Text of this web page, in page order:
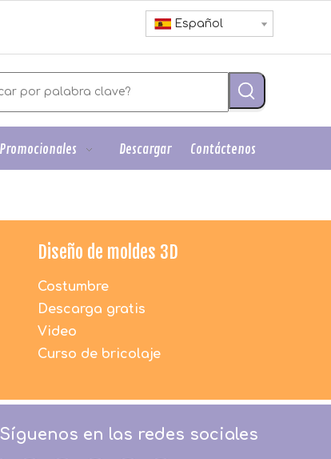
Español
Descargar Contáctenos
Diseño de moldes 3D
Costumbre
Descarga gratis
Video
Curso de bricolaje
Síguenos en las redes sociales